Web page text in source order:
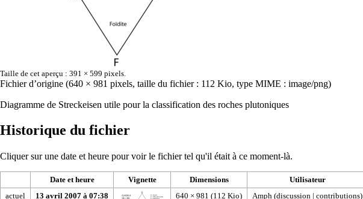
Taille de cet aperçu : 391 × 599 pixels
Fichier d’origine (640 × 981 pixels, taille du fichier : 112 Kio, type MIME : image/png)
Diagramme de Streckeisen utile pour la classification des roches plutoniques
Historique du fichier
Cliquer sur une date et heure pour voir le fichier tel qu'il était à ce moment-là.
Date et heure Vignette Dimensions Utilisateur
actuel
13 avril 2007 à 07:38 640 × 981 (112 Kio) Amph (discussion | contributions)